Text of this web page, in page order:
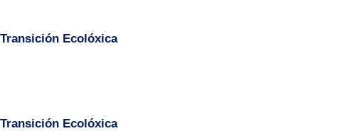
Ecolóxica
Ecolóxica